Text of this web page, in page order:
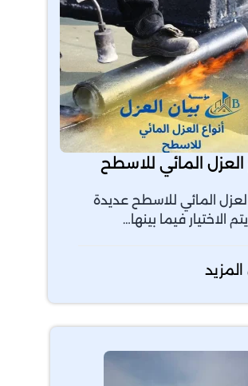
العزل المائي للاسطح
العزل المائي للاسطح عديدة
الاختيار فيما بينها…